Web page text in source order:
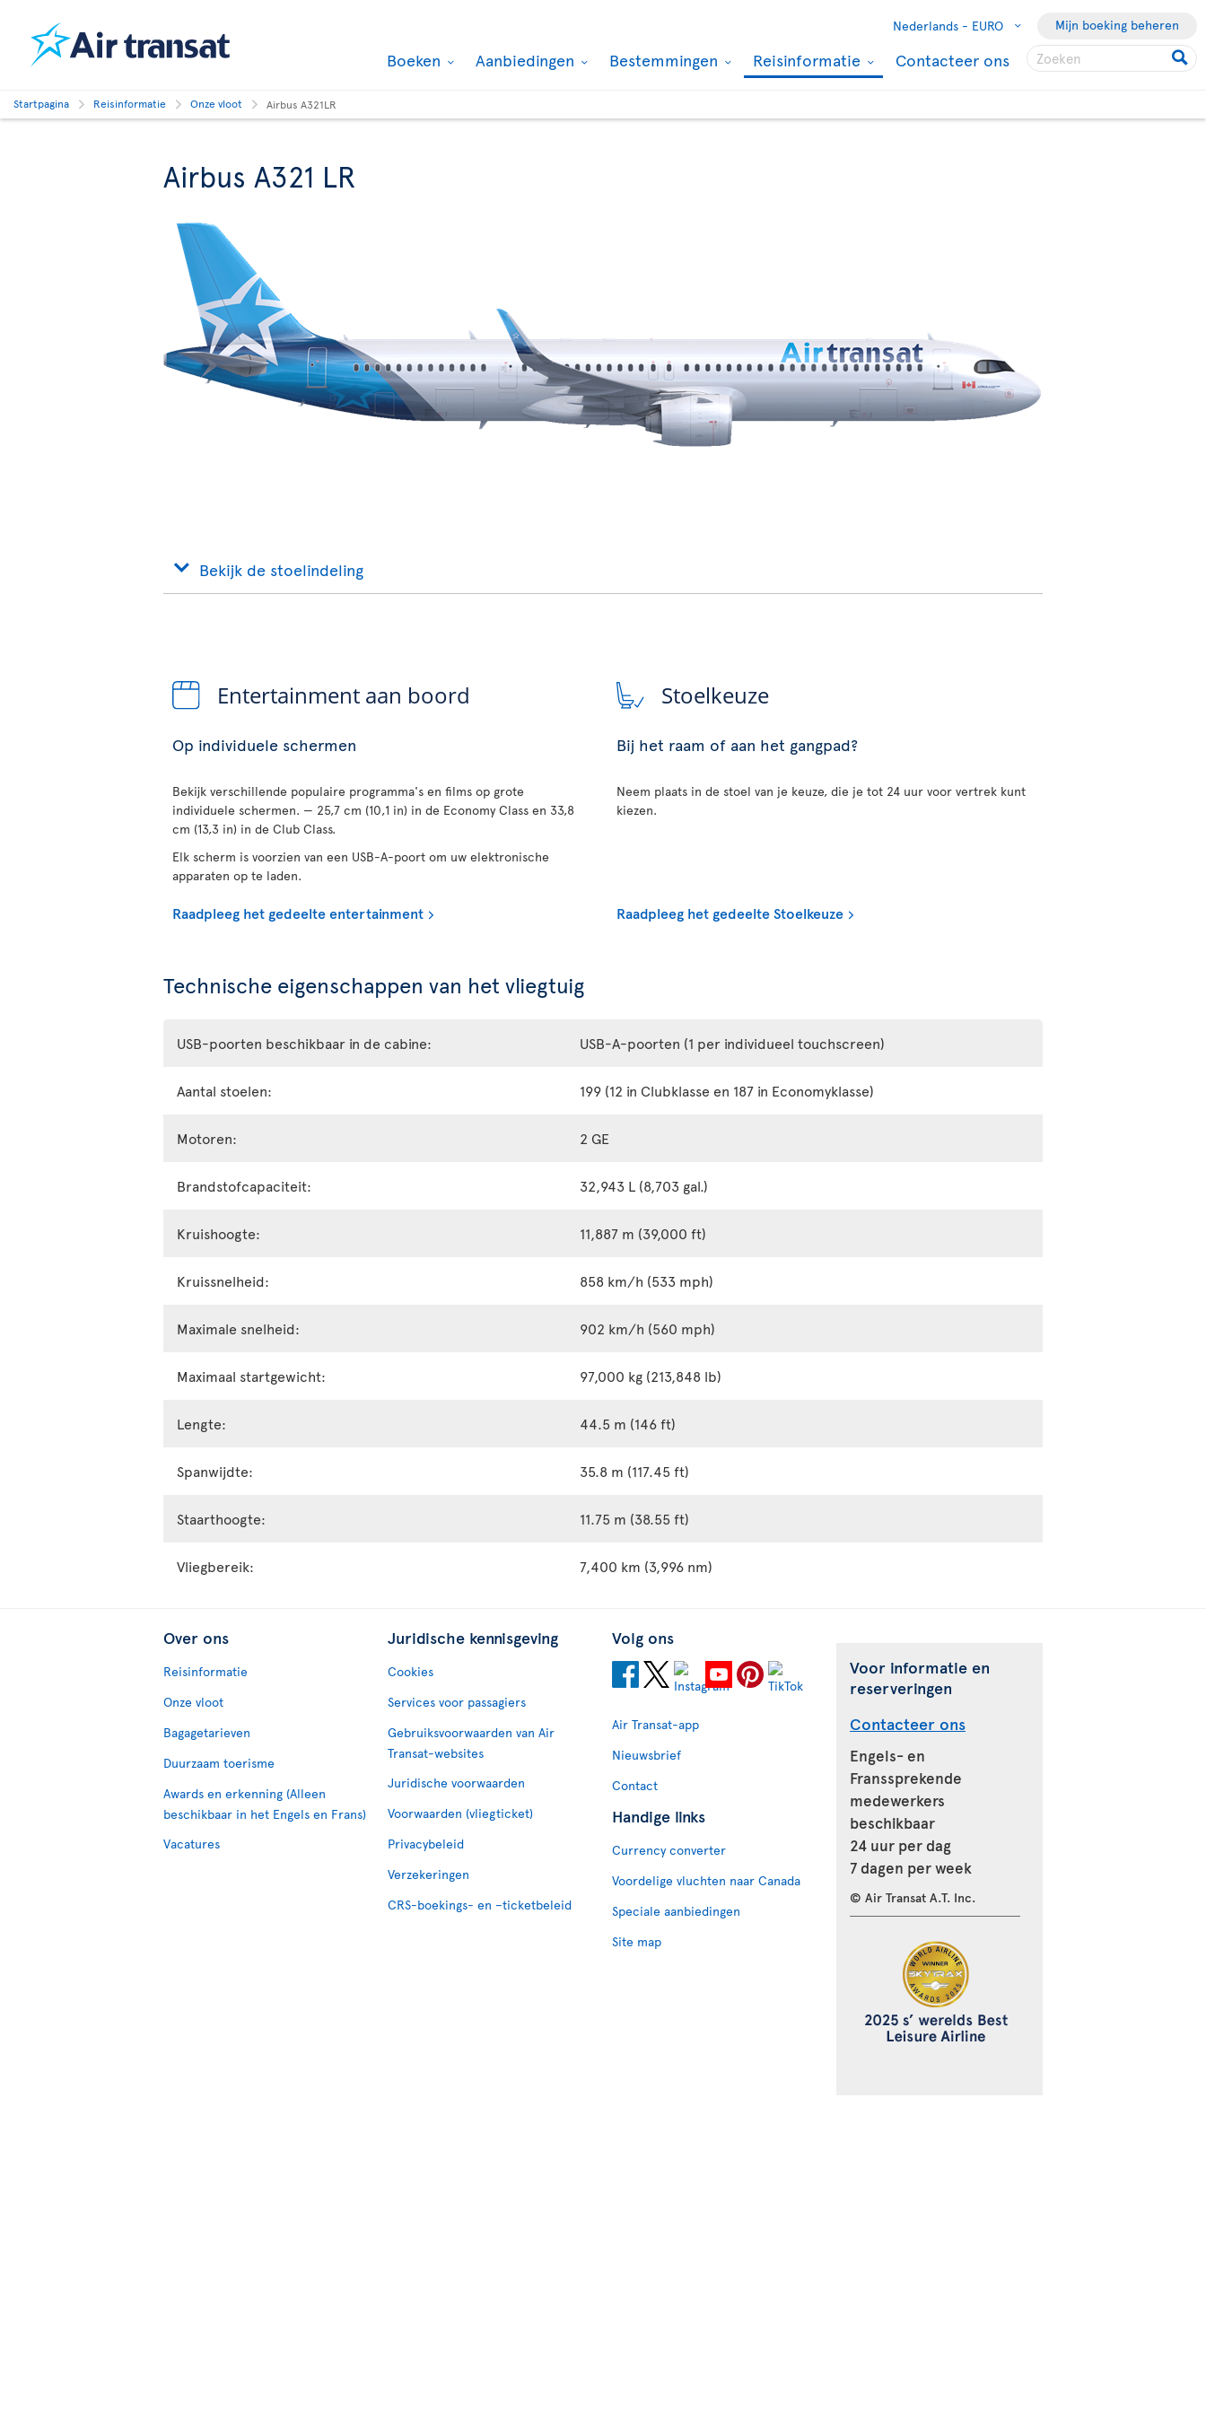
Nederlands - EURO Mijn boeking beheren
Boeken Aanbiedingen Bestemmingen Reisinformatie Contacteer ons
Startpagina Reisinformatie Onze vloot Airbus A321LR
Airbus A321 LR
Bekijk de stoelindeling
Entertainment aan boord
Op individuele schermen
Bekijk verschillende populaire programma's en films op grote
individuele schermen. — 25,7 cm (10,1 in) in de Economy Class en 33,8
cm (13,3 in) in de Club Class.
Elk scherm is voorzien van een USB-A-poort om uw elektronische
apparaten op te laden.
Raadpleeg het gedeelte entertainment
Stoelkeuze
Bij het raam of aan het gangpad?
Neem plaats in de stoel van je keuze, die je tot 24 uur voor vertrek kunt
kiezen.
Raadpleeg het gedeelte Stoelkeuze
Technische eigenschappen van het vliegtuig
USB-poorten beschikbaar in de cabine: USB-A-poorten (1 per individueel touchscreen)
Aantal stoelen: 199 (12 in Clubklasse en 187 in Economyklasse)
Motoren: 2 GE
Brandstofcapaciteit: 32,943 L (8,703 gal.)
Kruishoogte: 11,887 m (39,000 ft)
Kruissnelheid: 858 km/h (533 mph)
Maximale snelheid: 902 km/h (560 mph)
Maximaal startgewicht: 97,000 kg (213,848 lb)
Lengte: 44.5 m (146 ft)
Spanwijdte: 35.8 m (117.45 ft)
Staarthoogte: 11.75 m (38.55 ft)
Vliegbereik: 7,400 km (3,996 nm)
Over ons
Reisinformatie
Onze vloot
Bagagetarieven
Duurzaam toerisme
Awards en erkenning (Alleen
beschikbaar in het Engels en Frans)
Vacatures
Juridische kennisgeving
Cookies
Services voor passagiers
Gebruiksvoorwaarden van Air
Transat-websites
Juridische voorwaarden
Voorwaarden (vliegticket)
Privacybeleid
Verzekeringen
CRS-boekings- en –ticketbeleid
Volg ons
Air Transat-app
Nieuwsbrief
Contact
Handige links
Currency converter
Voordelige vluchten naar Canada
Speciale aanbiedingen
Site map
Voor informatie en
reserveringen
Contacteer ons
Engels- en
Franssprekende
medewerkers
beschikbaar
24 uur per dag
7 dagen per week
© Air Transat A.T. Inc.